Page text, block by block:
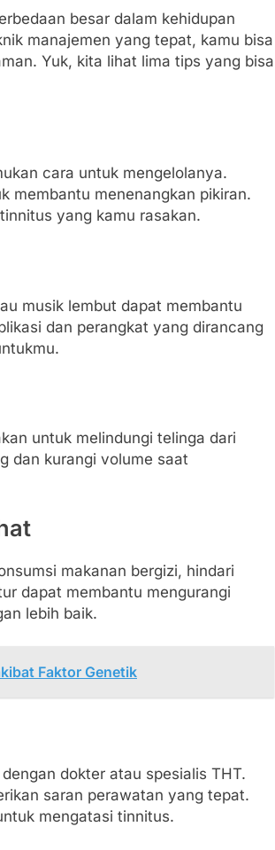
besar dalam kehidupan
manajemen yang tepat, kamu bisa
Yuk, kita lihat lima tips yang bisa
cara untuk mengelolanya.
membantu menenangkan pikiran.
yang kamu rasakan.
musik lembut dapat membantu
dan perangkat yang dirancang
untuk melindungi telinga dari
dan kurangi volume saat
makanan bergizi, hindari
dapat membantu mengurangi
lebih baik.
Faktor Genetik
dokter atau spesialis THT.
saran perawatan yang tepat.
mengatasi tinnitus.